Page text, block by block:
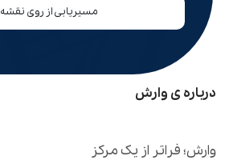
درباره ی وارش
مسیریابی از روی نقشه